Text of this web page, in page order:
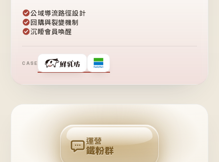
公域導流路徑設計
回購與裂變機制
沉睡會員喚醒
CASE
❤
粉
回
購
運營
鐵粉群